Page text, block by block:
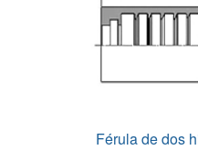
Férula de dos